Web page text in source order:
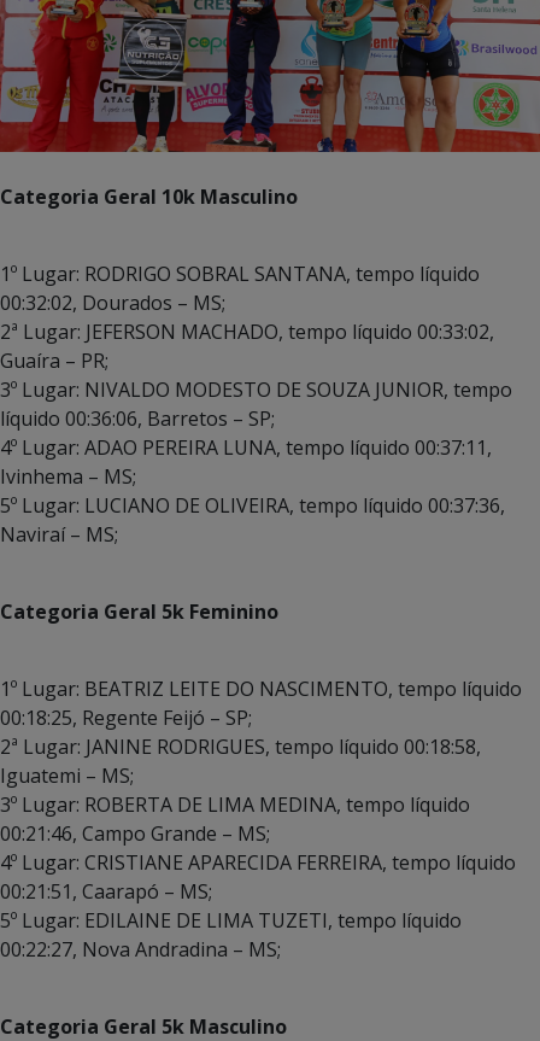
Categoria Geral 10k Masculino
1º Lugar: RODRIGO SOBRAL SANTANA, tempo líquido
00:32:02, Dourados – MS;
2ª Lugar: JEFERSON MACHADO, tempo líquido 00:33:02,
Guaíra – PR;
3º Lugar: NIVALDO MODESTO DE SOUZA JUNIOR, tempo
líquido 00:36:06, Barretos – SP;
4º Lugar: ADAO PEREIRA LUNA, tempo líquido 00:37:11,
Ivinhema – MS;
5º Lugar: LUCIANO DE OLIVEIRA, tempo líquido 00:37:36,
Naviraí – MS;
Categoria Geral 5k Feminino
1º Lugar: BEATRIZ LEITE DO NASCIMENTO, tempo líquido
00:18:25, Regente Feijó – SP;
2ª Lugar: JANINE RODRIGUES, tempo líquido 00:18:58,
Iguatemi – MS;
3º Lugar: ROBERTA DE LIMA MEDINA, tempo líquido
00:21:46, Campo Grande – MS;
4º Lugar: CRISTIANE APARECIDA FERREIRA, tempo líquido
00:21:51, Caarapó – MS;
5º Lugar: EDILAINE DE LIMA TUZETI, tempo líquido
00:22:27, Nova Andradina – MS;
Categoria Geral 5k Masculino